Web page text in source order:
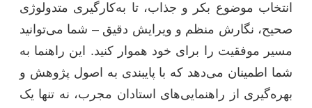
انتخاب موضوع بکر و جذاب، تا به‌کارگیری متدولوژی
صحیح، نگارش منظم و ویرایش دقیق – شما می‌توانید
مسیر موفقیت را برای خود هموار کنید. این راهنما به
شما اطمینان می‌دهد که با پایبندی به اصول پژوهش و
بهره‌گیری از راهنمایی‌های استادان مجرب، نه تنها یک